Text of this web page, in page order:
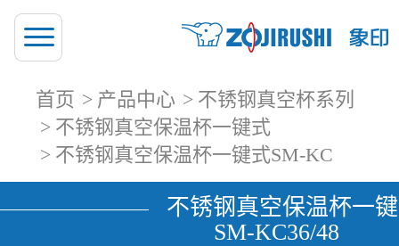
首页 产品中心
不锈钢真空杯系列
不锈钢真空保温杯一键式
不锈钢真空保温杯一键式SM-KC
不锈钢真空保温杯一
SM-KC36/48